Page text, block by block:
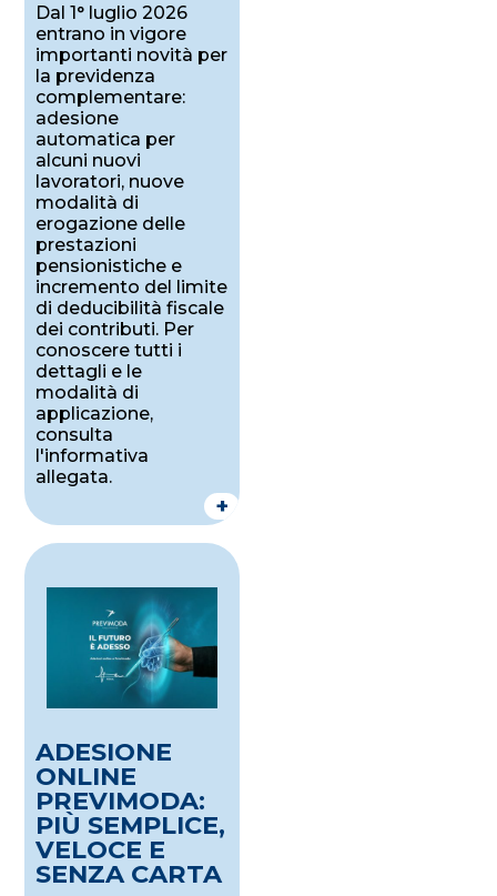
Dal 1° luglio 2026
entrano in vigore
importanti novità per
la previdenza
complementare:
adesione
automatica per
alcuni nuovi
lavoratori, nuove
modalità di
erogazione delle
prestazioni
pensionistiche e
incremento del limite
di deducibilità fiscale
dei contributi. Per
conoscere tutti i
dettagli e le
modalità di
applicazione,
consulta
l'informativa
allegata.
+
ADESIONE
ONLINE
PREVIMODA:
PIÙ SEMPLICE,
VELOCE E
SENZA CARTA